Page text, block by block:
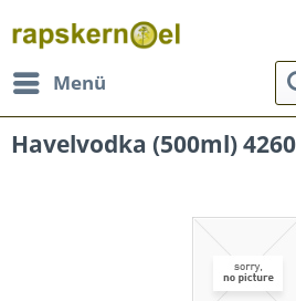
Menü
Havelvodka (500ml)